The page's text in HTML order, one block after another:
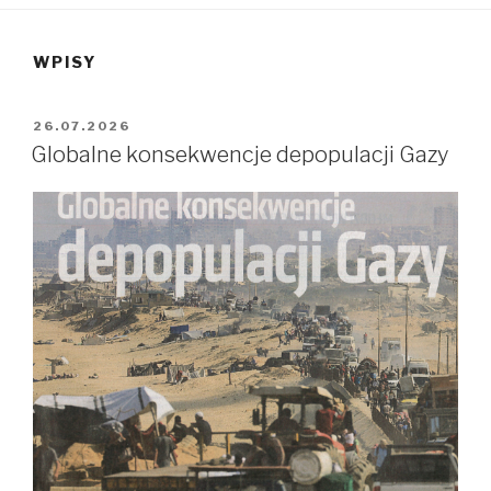
WPISY
OPUBLIKOWANE
W
26.07.2026
Globalne konsekwencje depopulacji Gazy